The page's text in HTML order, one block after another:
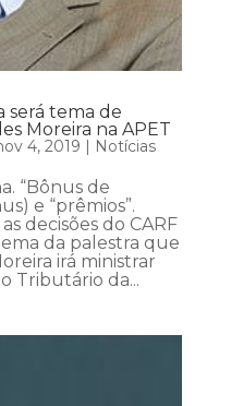
será tema de
Moreira na APET
4, 2019 Notícias
“Bônus de
e “prêmios”.
decisões do CARF
da palestra que
irá ministrar
Tributário da...